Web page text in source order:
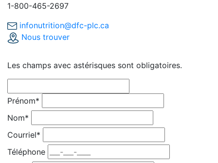
1-800-465-2697
infonutrition@dfc-plc.ca
Nous trouver
Les champs avec astérisques sont obligatoires.
Prénom*
Nom*
Courriel*
Téléphone